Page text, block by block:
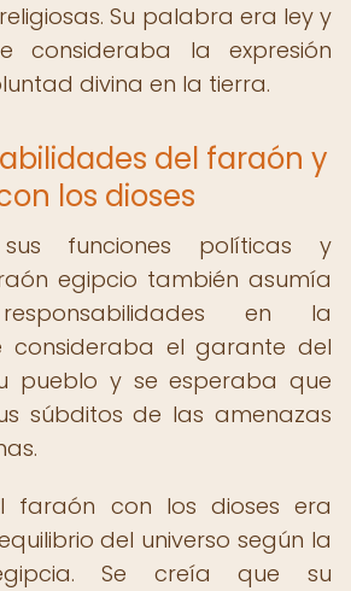
Su palabra era ley y
consideraba la expresión
divina en la tierra.
del faraón y
los dioses
funciones políticas y
egipcio también asumía
en la
consideraba el garante del
pueblo y se esperaba que
súbditos de las amenazas
faraón con los dioses era
del universo según la
Se creía que su